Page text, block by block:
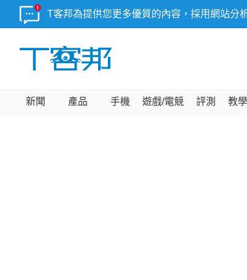
T客邦為提供您更多優質的內容，採用網站分
新聞 產品 手機 遊戲/電競 評測 教學